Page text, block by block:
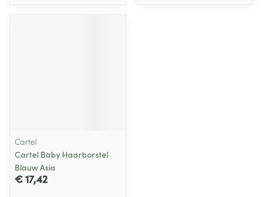
Cartel
Cartel Baby Haarborstel
Blauw Asia
€ 17,42